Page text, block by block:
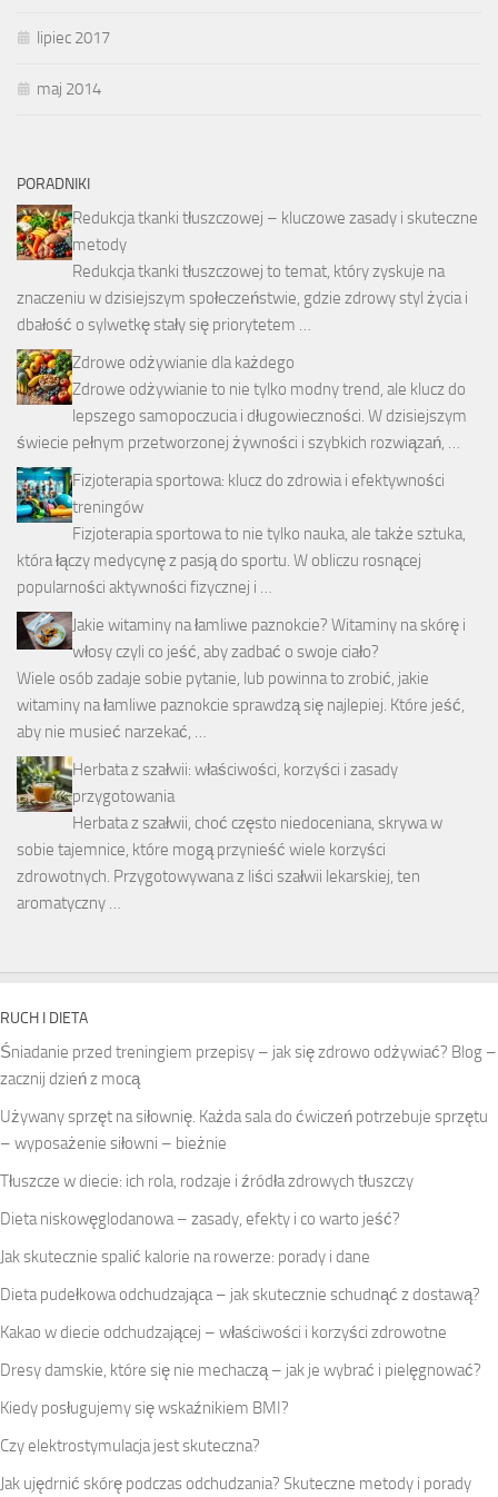
lipiec 2017
maj 2014
PORADNIKI
Redukcja tkanki tłuszczowej – kluczowe zasady i skuteczne
metody
Redukcja tkanki tłuszczowej to temat, który zyskuje na
znaczeniu w dzisiejszym społeczeństwie, gdzie zdrowy styl życia i
dbałość o sylwetkę stały się priorytetem …
Zdrowe odżywianie dla każdego
Zdrowe odżywianie to nie tylko modny trend, ale klucz do
lepszego samopoczucia i długowieczności. W dzisiejszym
świecie pełnym przetworzonej żywności i szybkich rozwiązań, …
Fizjoterapia sportowa: klucz do zdrowia i efektywności
treningów
Fizjoterapia sportowa to nie tylko nauka, ale także sztuka,
która łączy medycynę z pasją do sportu. W obliczu rosnącej
popularności aktywności fizycznej i …
Jakie witaminy na łamliwe paznokcie? Witaminy na skórę i
włosy czyli co jeść, aby zadbać o swoje ciało?
Wiele osób zadaje sobie pytanie, lub powinna to zrobić, jakie
witaminy na łamliwe paznokcie sprawdzą się najlepiej. Które jeść,
aby nie musieć narzekać, …
Herbata z szałwii: właściwości, korzyści i zasady
przygotowania
Herbata z szałwii, choć często niedoceniana, skrywa w
sobie tajemnice, które mogą przynieść wiele korzyści
zdrowotnych. Przygotowywana z liści szałwii lekarskiej, ten
aromatyczny …
RUCH I DIETA
Śniadanie przed treningiem przepisy – jak się zdrowo odżywiać? Blog –
zacznij dzień z mocą
Używany sprzęt na siłownię. Każda sala do ćwiczeń potrzebuje sprzętu
– wyposażenie siłowni – bieżnie
Tłuszcze w diecie: ich rola, rodzaje i źródła zdrowych tłuszczy
Dieta niskowęglodanowa – zasady, efekty i co warto jeść?
Jak skutecznie spalić kalorie na rowerze: porady i dane
Dieta pudełkowa odchudzająca – jak skutecznie schudnąć z dostawą?
Kakao w diecie odchudzającej – właściwości i korzyści zdrowotne
Dresy damskie, które się nie mechaczą – jak je wybrać i pielęgnować?
Kiedy posługujemy się wskaźnikiem BMI?
Czy elektrostymulacja jest skuteczna?
Jak ujędrnić skórę podczas odchudzania? Skuteczne metody i porady